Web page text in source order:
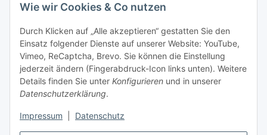
Wie wir Cookies & Co nutzen
Durch Klicken auf „Alle akzeptieren“ gestatten Sie den
Einsatz folgender Dienste auf unserer Website: YouTube,
Vimeo, ReCaptcha, Brevo. Sie können die Einstellung
jederzeit ändern (Fingerabdruck-Icon links unten). Weitere
Details finden Sie unter Konfigurieren und in unserer
Datenschutzerklärung.
Impressum Datenschutz